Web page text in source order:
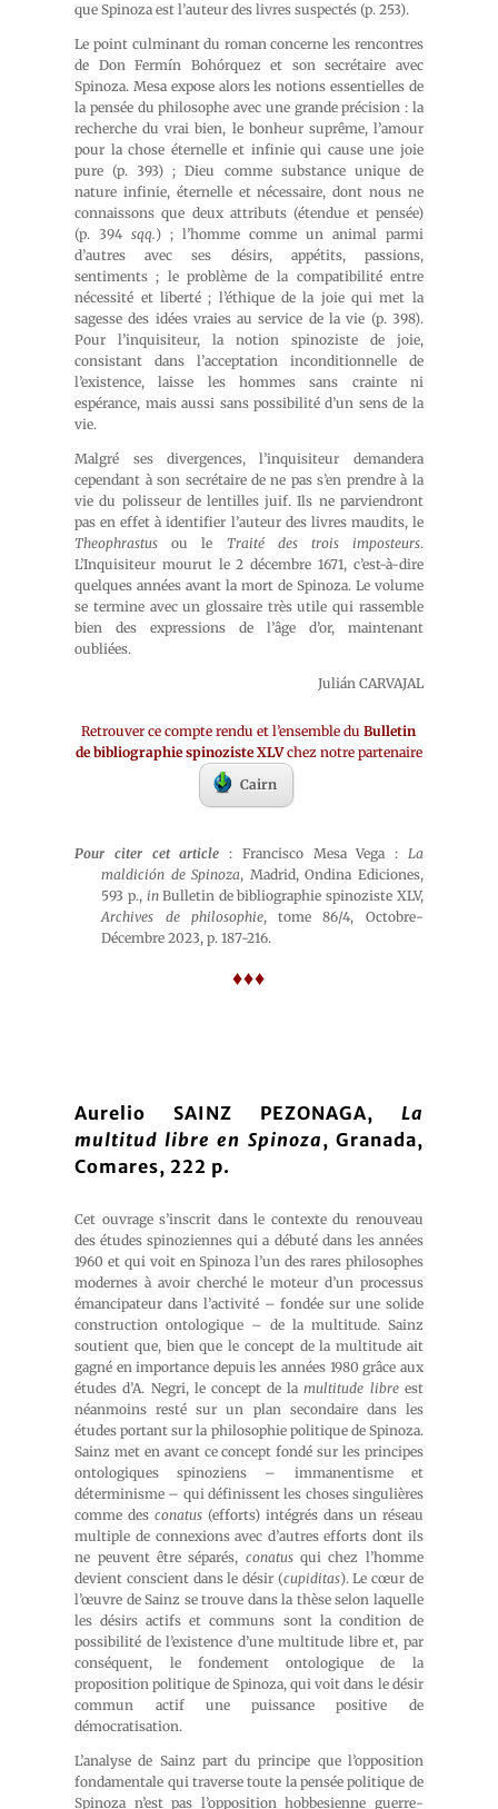
que Spinoza est l’auteur des livres suspectés (p. 253).
Le point culminant du roman concerne les rencontres
de Don Fermín Bohórquez et son secrétaire avec
Spinoza. Mesa expose alors les notions essentielles de
la pensée du philosophe avec une grande précision : la
recherche du vrai bien, le bonheur suprême, l’amour
pour la chose éternelle et infinie qui cause une joie
pure (p. 393) ; Dieu comme substance unique de
nature infinie, éternelle et nécessaire, dont nous ne
connaissons que deux attributs (étendue et pensée)
(p. 394sqq.) ; l’homme comme un animal parmi
d’autres avec ses désirs, appétits, passions,
sentiments ; le problème de la compatibilité entre
nécessité et liberté ; l’éthique de la joie qui met la
sagesse des idées vraies au service de la vie (p. 398).
Pour l’inquisiteur, la notion spinoziste de joie,
consistant dans l’acceptation inconditionnelle de
l’existence, laisse les hommes sans crainte ni
espérance, mais aussi sans possibilité d’un sens de la
vie.
Malgré ses divergences, l’inquisiteur demandera
cependant à son secrétaire de ne pas s’en prendre à la
vie du polisseur de lentilles juif. Ils ne parviendront
pas en effet à identifier l’auteur des livres maudits, le
Theophrastus ou le Traité des trois imposteurs.
L’Inquisiteur mourut le 2 décembre 1671, c’est-à-dire
quelques années avant la mort de Spinoza. Le volume
se termine avec un glossaire très utile qui rassemble
bien des expressions de l’âge d’or, maintenant
oubliées.
Julián CARVAJAL
Retrouver ce compte rendu et l’ensemble duBulletin
de bibliographie spinoziste XLVchez notre partenaire
Cairn
Pour citer cet article : Francisco Mesa Vega : La
maldición de Spinoza, Madrid, Ondina Ediciones,
593 p., inBulletin de bibliographie spinoziste XLV,
Archives de philosophie, tome 86/4, Octobre-
Décembre 2023, p. 187-216.
♦♦♦
Aurelio SAINZ PEZONAGA, La
multitud libre en Spinoza, Granada,
Comares, 222 p.
Cet ouvrage s’inscrit dans le contexte du renouveau
des études spinoziennes qui a débuté dans les années
1960 et qui voit en Spinoza l’un des rares philosophes
modernes à avoir cherché le moteur d’un processus
émancipateur dans l’activité – fondée sur une solide
construction ontologique – de la multitude. Sainz
soutient que, bien que le concept de la multitude ait
gagné en importance depuis les années 1980 grâce aux
études d’A. Negri, le concept de lamultitude libreest
néanmoins resté sur un plan secondaire dans les
études portant sur la philosophie politique de Spinoza.
Sainz met en avant ce concept fondé sur les principes
ontologiques spinoziens – immanentisme et
déterminisme – qui définissent les choses singulières
comme desconatus (efforts) intégrés dans un réseau
multiple de connexions avec d’autres efforts dont ils
ne peuvent être séparés, conatusqui chez l’homme
devient conscient dans le désir (cupiditas). Le cœur de
l’œuvre de Sainz se trouve dans la thèse selon laquelle
les désirs actifs et communs sont la condition de
possibilité de l’existence d’une multitude libre et, par
conséquent, le fondement ontologique de la
proposition politique de Spinoza, qui voit dans le désir
commun actif une puissance positive de
démocratisation.
L’analyse de Sainz part du principe que l’opposition
fondamentale qui traverse toute la pensée politique de
Spinoza n’est pas l’opposition hobbesienne guerre-